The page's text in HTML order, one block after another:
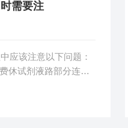
需要注
应该注意以下问题：
休试剂液路部分连接
结果。其不密闭的另